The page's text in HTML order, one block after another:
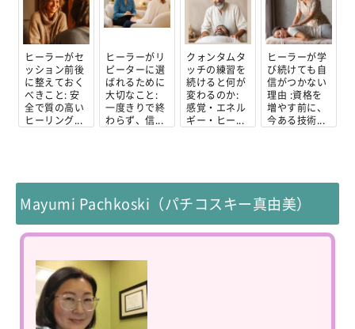
ヒーラーがセ
ッション前後
に整えておく
べきこと: 安
全で質の高い
ヒーリング...
ヒーラーがリ
ピーターに選
ばれるために
大切なこと:
一度きりで終
わらず、信...
クォンタムタ
ッチの練習を
続けると何が
変わるのか:
感覚・エネル
ギー・ヒー...
ヒーラーが学
び続けても自
信がつかない
理由 :資格を
増やす前に、
今ある技術...
Mayumi Pachkoski（パチコスキー真由美）